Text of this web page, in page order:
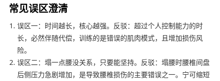
常见误区澄清
误区一：时间越长，核心越强。反驳：超过个人控制能力的时
长，必然伴随代偿，训练的是错误的肌肉模式，且增加损伤风
险。
误区二：塌一点腰没关系，只要能坚持。反驳：塌腰时腰椎间盘
后侧压力急剧增加，是导致腰椎损伤的主要错误之一。宁可缩短